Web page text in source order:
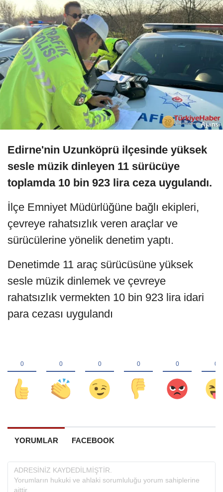
Edirne'nin Uzunköprü ilçesinde yüksek
sesle müzik dinleyen 11 sürücüye
toplamda 10 bin 923 lira ceza uygulandı.
İlçe Emniyet Müdürlüğüne bağlı ekipleri,
çevreye rahatsızlık veren araçlar ve
sürücülerine yönelik denetim yaptı.
Denetimde 11 araç sürücüsüne yüksek
sesle müzik dinlemek ve çevreye
rahatsızlık vermekten 10 bin 923 lira idari
para cezası uygulandı
YORUMLAR FACEBOOK